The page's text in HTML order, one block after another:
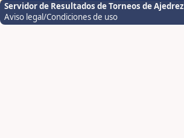
Servidor de Resultados de Torneos de Ajedrez
Aviso legal/Condiciones de uso